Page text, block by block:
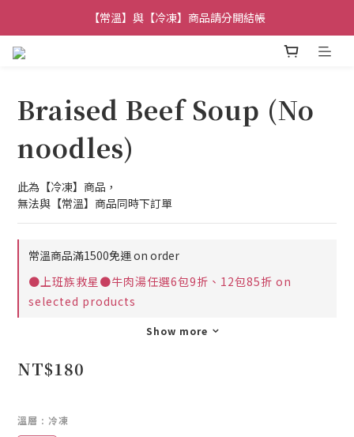
加入會員獲得【100元】購物金
【常溫】與【冷凍】商品請分開結帳
Braised Beef Soup (No
noodles)
此為【冷凍】商品，
無法與【常溫】商品同時下訂單
常溫商品滿1500免運 on order
●上班族救星●牛肉湯任選6包9折、12包85折 on
selected products
Show more
NT$180
溫層 : 冷凍